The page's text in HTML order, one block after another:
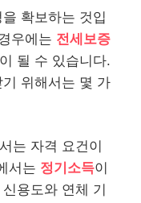
확보하는 것입
우에는 전세보증
될 수 있습니다.
위해서는 몇 가
는 자격 요건이
서는 정기소득이
용도와 연체 기